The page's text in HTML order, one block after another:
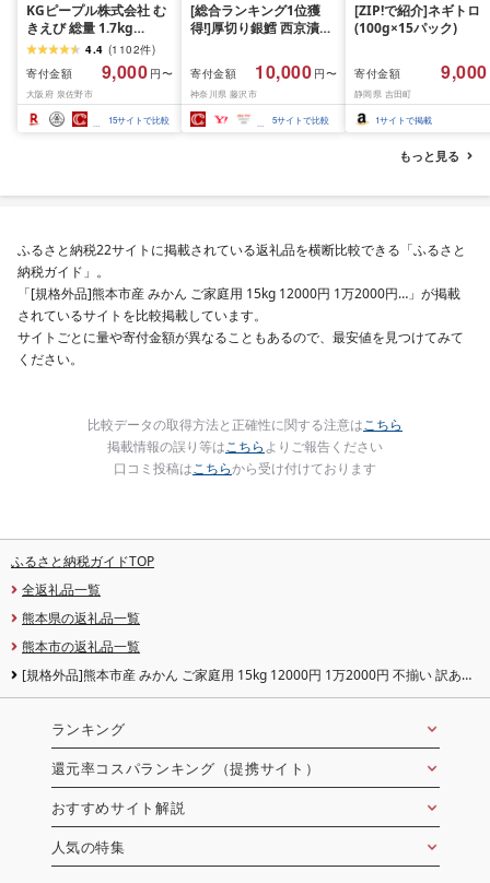
KGピープル株式会社 む
きえび 総量 1.7kg
(850g×2P) 特大 5Lサイ
ズ バナメイエビ バラ凍
結 下処理不要 サイズ不
揃い 訳あり
4.4 (1102件)
寄付金額
9,000 円〜
大阪府 泉佐野市
15サイトで比較
[総合ランキング1位獲
得!]厚切り銀鱈 西京漬け
約 1,000g (約 100g × 10
切) 西京味噌 西京みそ 味
噌漬け みそ 味噌 鮮魚 魚
介 銀だら 銀ダラ ギンダ
ラ ぎんだら 鱈 タラ 魚
礼品 おかず おつまみ お
南 藤沢
寄付金額 10,000 円〜
神奈川県 藤沢市
5サイトで比較
[ZIP!で紹介]ネギトロ
(100g×15パック)
寄付金額 9,000
静岡県 吉田町
1サイトで掲載
もっと見る
ふるさと納税22サイトに掲載されている返礼品を横断比較できる「ふるさと
納税ガイド」。
「[規格外品]熊本市産 みかん ご家庭用 15kg 12000円 1万2000円…」が掲載
されているサイトを比較掲載しています。
サイトごとに量や寄付金額が異なることもあるので、最安値を見つけてみて
ください。
比較データの取得方法と正確性に関する注意はこちら
掲載情報の誤り等はこちらよりご報告ください
口コミ投稿はこちらから受け付けております
ふるさと納税ガイドTOP
全返礼品一覧
熊本県の返礼品一覧
熊本市の返礼品一覧
[規格外品]熊本市産 みかん ご家庭用 15kg 12000円 1万2000円 不揃い 訳あり
ランキング
還元率コスパランキング（提携サイト）
おすすめサイト解説
人気の特集